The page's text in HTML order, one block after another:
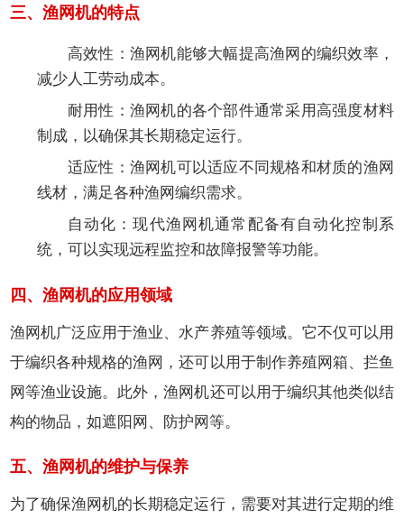
三、渔网机的特点
高效性 ：渔网机能够大幅提高渔网的编织效率，
减少人工劳动成本。
耐用性 ：渔网机的各个部件通常采用高强度材料
制成，以确保其长期稳定运行。
适应性 ：渔网机可以适应不同规格和材质的渔网
线材，满足各种渔网编织需求。
自动化 ：现代渔网机通常配备有自动化控制系
统，可以实现远程监控和故障报警等功能。
四、渔网机的应用领域
渔网机广泛应用于渔业、水产养殖等领域。它不仅可以用
于编织各种规格的渔网，还可以用于制作养殖网箱、拦鱼
网等渔业设施。此外，渔网机还可以用于编织其他类似结
构的物品，如遮阳网、防护网等。
五、渔网机的维护与保养
为了确保渔网机的长期稳定运行，需要对其进行定期的维